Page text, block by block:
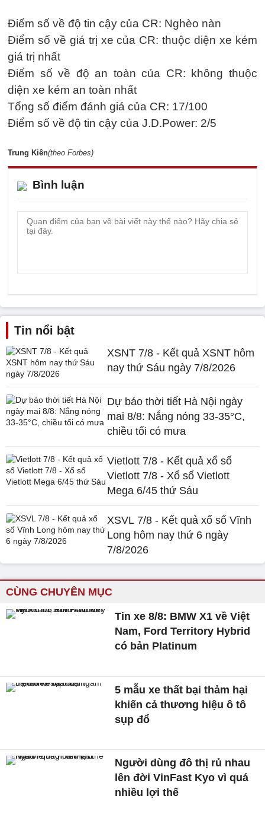
Điểm số về độ tin cậy của CR: Nghèo nàn
Điểm số về giá trị xe của CR: thuộc diện xe kém
giá trị nhất
Điểm số về độ an toàn của CR: không thuộc
diện xe kém an toàn nhất
Tổng số điểm đánh giá của CR: 17/100
Điểm số về độ tin cậy của J.D.Power: 2/5
Trung Kiên(theo Forbes)
Bình luận
Tin nổi bật
XSNT 7/8 - Kết quả XSNT hôm
nay thứ Sáu ngày 7/8/2026
Dự báo thời tiết Hà Nội ngày
mai 8/8: Nắng nóng 33-35°C,
chiều tối có mưa
Vietlott 7/8 - Kết quả xổ số
Vietlott 7/8 - Xổ số Vietlott
Mega 6/45 thứ Sáu
XSVL 7/8 - Kết quả xổ số Vĩnh
Long hôm nay thứ 6 ngày
7/8/2026
CÙNG CHUYÊN MỤC
Tin xe 8/8: BMW X1 về Việt
Nam, Ford Territory Hybrid
có bản Platinum
5 mẫu xe thất bại thảm hại
khiến cả thương hiệu ô tô
sụp đổ
Người dùng đô thị rủ nhau
lên đời VinFast Kyo vì quá
nhiều lợi thế